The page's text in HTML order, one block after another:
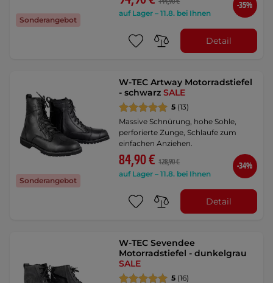
Sonderangebot
auf Lager – 11.8. bei Ihnen
-35%
Detail
Sonderangebot
W-TEC Artway Motorradstiefel
- schwarzSALE
5 (13)
Massive Schnürung, hohe Sohle,
perforierte Zunge, Schlaufe zum
einfachen Anziehen.
84,90 € 128,90 €
auf Lager – 11.8. bei Ihnen
-34%
Detail
W-TEC Sevendee
Motorradstiefel - dunkelgrau
SALE
5 (16)